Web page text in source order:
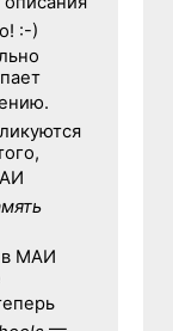
:-)
в МАИ